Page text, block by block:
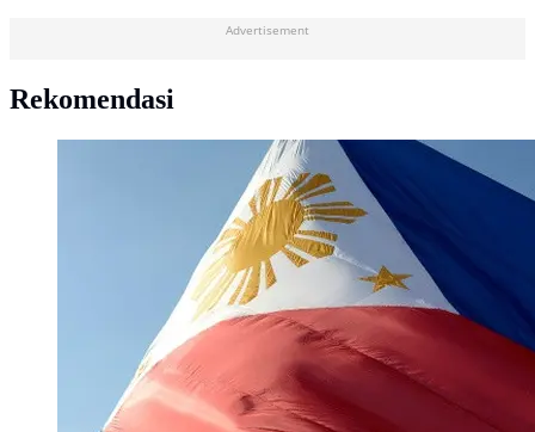
Advertisement
Rekomendasi